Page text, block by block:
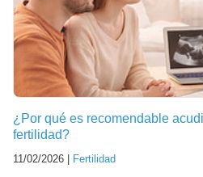
¿Por qué es recomendable
fertilidad?
11/02/2026 | Fertilidad